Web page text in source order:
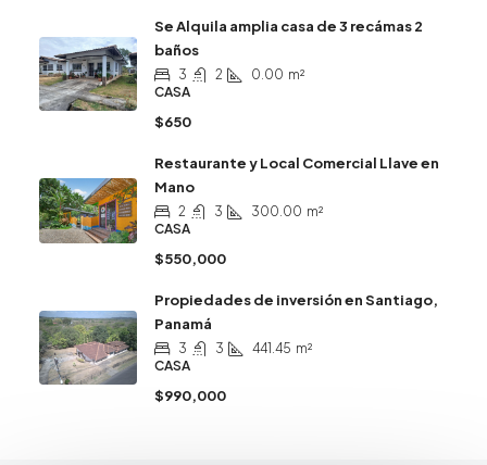
Se Alquila amplia casa de 3 recámas 2
baños
3 2 0.00 m²
CASA
$650
Restaurante y Local Comercial Llave en
Mano
2 3 300.00 m²
CASA
$550,000
Propiedades de inversión en Santiago,
Panamá
3 3 441.45 m²
CASA
$990,000